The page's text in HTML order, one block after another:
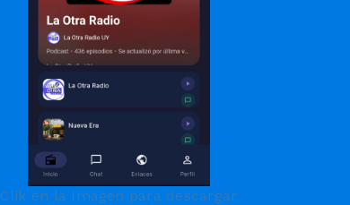
Clik en la Imagen para descargar